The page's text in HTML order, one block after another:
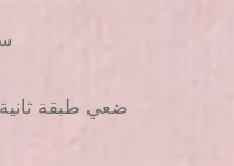
ضعي طبقة